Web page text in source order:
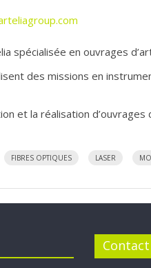
spécialisée en ouvrages
des missions en
et la réalisation
FIBRES OPTIQUES LASER
Contact